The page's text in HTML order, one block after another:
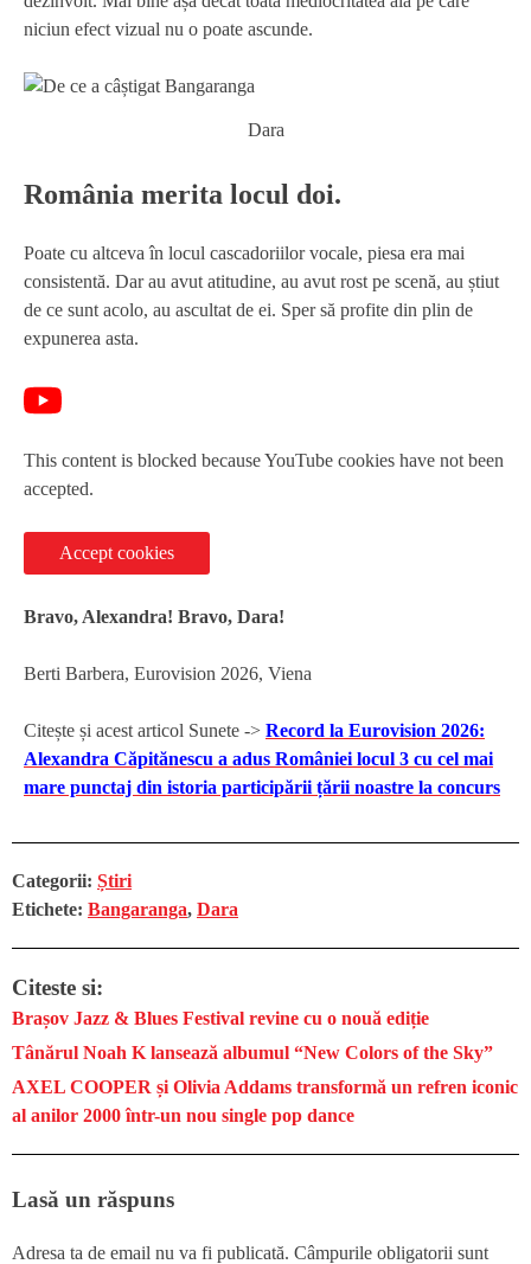
niciun efect vizual nu o poate ascunde.
Dara
România merita locul doi.
Poate cu altceva în locul cascadoriilor vocale, piesa era mai
consistentă. Dar au avut atitudine, au avut rost pe scenă, au știut
de ce sunt acolo, au ascultat de ei. Sper să profite din plin de
expunerea asta.
This content is blocked because YouTube cookies have not been
accepted.
Accept cookies
Bravo, Alexandra! Bravo, Dara!
Berti Barbera, Eurovision 2026, Viena
Citește și acest articol Sunete -> Record la Eurovision 2026:
Alexandra Căpitănescu a adus României locul 3 cu cel mai
mare punctaj din istoria participării țării noastre la concurs
Categorii: Știri
Etichete: Bangaranga, Dara
Citeste si:
Brașov Jazz & Blues Festival revine cu o nouă ediție
Tânărul Noah K lansează albumul “New Colors of the Sky”
AXEL COOPER și Olivia Addams transformă un refren iconic
al anilor 2000 într-un nou single pop dance
Lasă un răspuns
Adresa ta de email nu va fi publicată. Câmpurile obligatorii sunt